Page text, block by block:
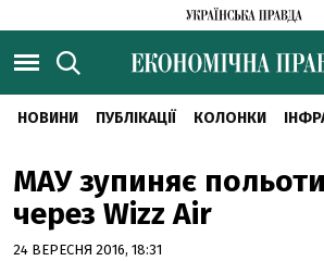
НОВИНИ ПУБЛІКАЦІЇ КОЛОНКИ
МАУ зупиняє
через Wizz Air
24 ВЕРЕСНЯ 2016, 18:31